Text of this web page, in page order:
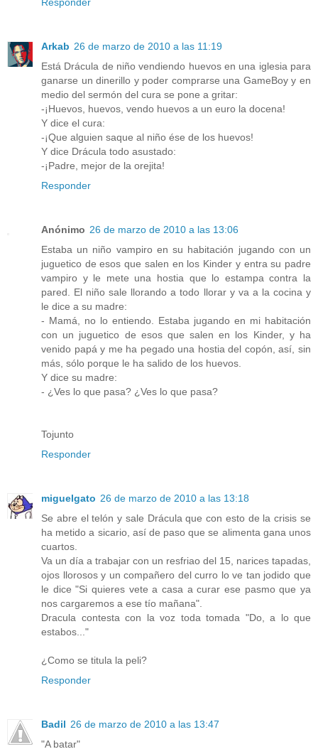
Arkab 26 de marzo de 2010 a las 11:19
Está Drácula de niño vendiendo huevos en una iglesia para
ganarse un dinerillo y poder comprarse una GameBoy y en
medio del sermón del cura se pone a gritar:
-¡Huevos, huevos, vendo huevos a un euro la docena!
Y dice el cura:
-¡Que alguien saque al niño ése de los huevos!
Y dice Drácula todo asustado:
-¡Padre, mejor de la orejita!
Responder
Anónimo 26 de marzo de 2010 a las 13:06
Estaba un niño vampiro en su habitación jugando con un
juguetico de esos que salen en los Kinder y entra su padre
vampiro y le mete una hostia que lo estampa contra la
pared. El niño sale llorando a todo llorar y va a la cocina y
le dice a su madre:
- Mamá, no lo entiendo. Estaba jugando en mi habitación
con un juguetico de esos que salen en los Kinder, y ha
venido papá y me ha pegado una hostia del copón, así, sin
más, sólo porque le ha salido de los huevos.
Y dice su madre:
- ¿Ves lo que pasa? ¿Ves lo que pasa?
Tojunto
Responder
miguelgato 26 de marzo de 2010 a las 13:18
Se abre el telón y sale Drácula que con esto de la crisis se
ha metido a sicario, así de paso que se alimenta gana unos
cuartos.
Va un día a trabajar con un resfriao del 15, narices tapadas,
ojos llorosos y un compañero del curro lo ve tan jodido que
le dice "Si quieres vete a casa a curar ese pasmo que ya
nos cargaremos a ese tío mañana".
Dracula contesta con la voz toda tomada "Do, a lo que
estabos..."
¿Como se titula la peli?
Responder
Badil 26 de marzo de 2010 a las 13:47
"A batar"